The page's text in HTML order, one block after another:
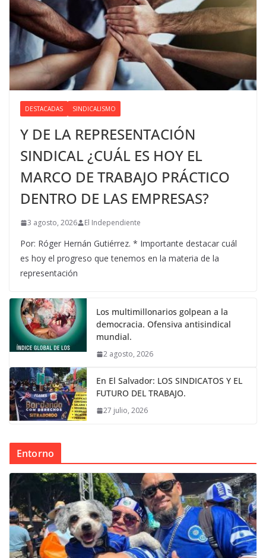
DESTACADAS SINDICALISMO
Y DE LA REPRESENTACIÓN
SINDICAL ¿CUÁL ES HOY EL
MARCO DE TRABAJO PRÁCTICO
DENTRO DE LAS EMPRESAS?
3 agosto, 2026 El Independiente
Por: Róger Hernán Gutiérrez. * Importante destacar cuál
es hoy el progreso que tenemos en la materia de la
representación
Los multimillonarios golpean a la
democracia. Ofensiva antisindical
mundial.
2 agosto, 2026
En El Salvador: LOS SINDICATOS Y EL
FUTURO DEL TRABAJO.
27 julio, 2026
Entorno